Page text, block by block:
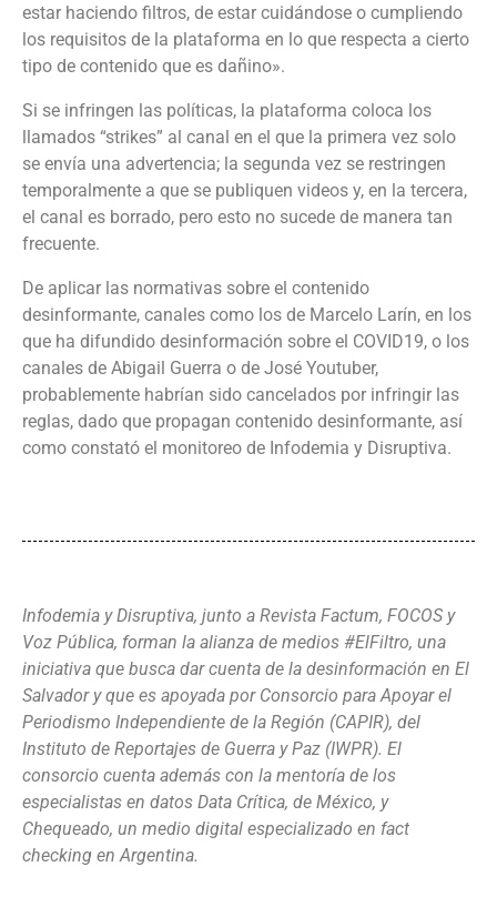
estar haciendo filtros, de estar cuidándose o cumpliendo
los requisitos de la plataforma en lo que respecta a cierto
tipo de contenido que es dañino».
Si se infringen las políticas, la plataforma coloca los
llamados “strikes” al canal en el que la primera vez solo
se envía una advertencia; la segunda vez se restringen
temporalmente a que se publiquen videos y, en la tercera,
el canal es borrado, pero esto no sucede de manera tan
frecuente.
De aplicar las normativas sobre el contenido
desinformante, canales como los de Marcelo Larín, en los
que ha difundido desinformación sobre el COVID19, o los
canales de Abigail Guerra o de José Youtuber,
probablemente habrían sido cancelados por infringir las
reglas, dado que propagan contenido desinformante, así
como constató el monitoreo de Infodemia y Disruptiva.
Infodemia y Disruptiva, junto a Revista Factum, FOCOS y
Voz Pública, forman la alianza de medios #ElFiltro, una
iniciativa que busca dar cuenta de la desinformación en El
Salvador y que es apoyada por Consorcio para Apoyar el
Periodismo Independiente de la Región (CAPIR), del
Instituto de Reportajes de Guerra y Paz (IWPR). El
consorcio cuenta además con la mentoría de los
especialistas en datos Data Crítica, de México, y
Chequeado, un medio digital especializado en fact
checking en Argentina.